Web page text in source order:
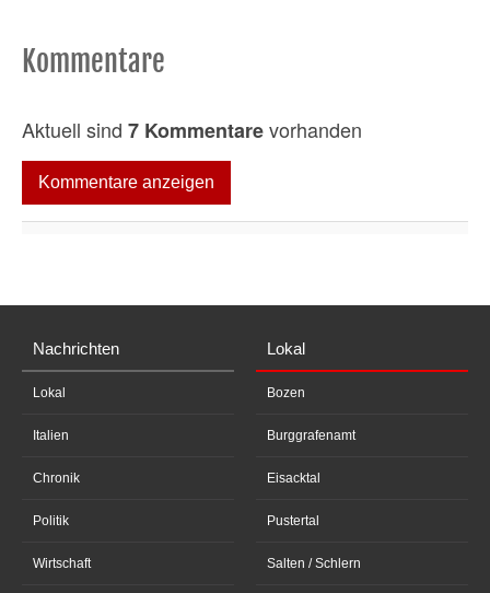
Kommentare
Aktuell sind 7 Kommentarevorhanden
Kommentare anzeigen
Nachrichten
Lokal
Italien
Chronik
Politik
Wirtschaft
Lokal
Bozen
Burggrafenamt
Eisacktal
Pustertal
Salten / Schlern